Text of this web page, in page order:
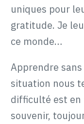
uniques pour
gratitude. Je
ce monde…
Apprendre
situation nous
difficulté est
souvenir,